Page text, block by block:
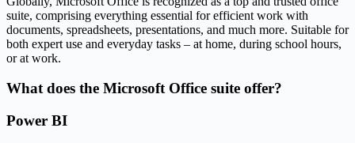
suite, comprising everything essential for efficient work with
documents, spreadsheets, presentations, and much more. Suitable for
both expert use and everyday tasks – at home, during school hours,
or at work.
What does the Microsoft Office suite offer?
Power BI